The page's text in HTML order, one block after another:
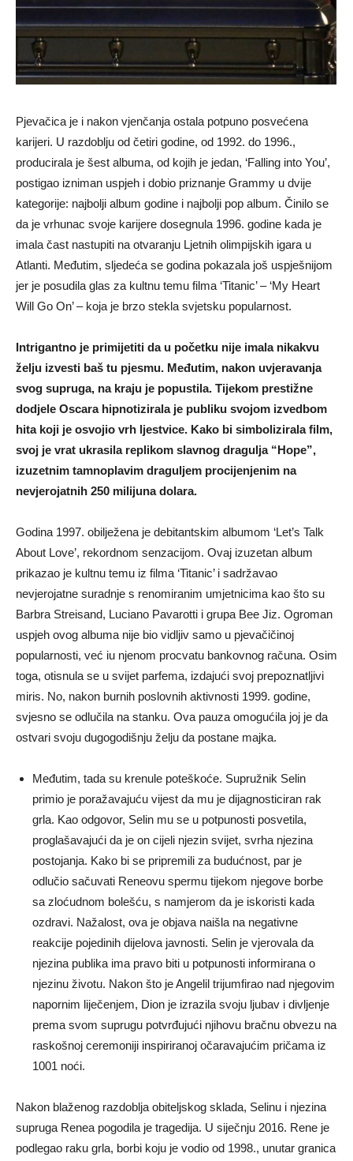
Pjevačica je i nakon vjenčanja ostala potpuno posvećena
karijeri. U razdoblju od četiri godine, od 1992. do 1996.,
producirala je šest albuma, od kojih je jedan, ‘Falling into You’,
postigao izniman uspjeh i dobio priznanje Grammy u dvije
kategorije: najbolji album godine i najbolji pop album. Činilo se
da je vrhunac svoje karijere dosegnula 1996. godine kada je
imala čast nastupiti na otvaranju Ljetnih olimpijskih igara u
Atlanti. Međutim, sljedeća se godina pokazala još uspješnijom
jer je posudila glas za kultnu temu filma ‘Titanic’ – ‘My Heart
Will Go On’ – koja je brzo stekla svjetsku popularnost.
Intrigantno je primijetiti da u početku nije imala nikakvu
želju izvesti baš tu pjesmu. Međutim, nakon uvjeravanja
svog supruga, na kraju je popustila. Tijekom prestižne
dodjele Oscara hipnotizirala je publiku svojom izvedbom
hita koji je osvojio vrh ljestvice. Kako bi simbolizirala film,
svoj je vrat ukrasila replikom slavnog dragulja “Hope”,
izuzetnim tamnoplavim draguljem procijenjenim na
nevjerojatnih 250 milijuna dolara.
Godina 1997. obilježena je debitantskim albumom ‘Let’s Talk
About Love’, rekordnom senzacijom. Ovaj izuzetan album
prikazao je kultnu temu iz filma ‘Titanic’ i sadržavao
nevjerojatne suradnje s renomiranim umjetnicima kao što su
Barbra Streisand, Luciano Pavarotti i grupa Bee Jiz. Ogroman
uspjeh ovog albuma nije bio vidljiv samo u pjevačičinoj
popularnosti, već iu njenom procvatu bankovnog računa. Osim
toga, otisnula se u svijet parfema, izdajući svoj prepoznatljivi
miris. No, nakon burnih poslovnih aktivnosti 1999. godine,
svjesno se odlučila na stanku. Ova pauza omogućila joj je da
ostvari svoju dugogodišnju želju da postane majka.
Međutim, tada su krenule poteškoće. Supružnik Selin
primio je poražavajuću vijest da mu je dijagnosticiran rak
grla. Kao odgovor, Selin mu se u potpunosti posvetila,
proglašavajući da je on cijeli njezin svijet, svrha njezina
postojanja. Kako bi se pripremili za budućnost, par je
odlučio sačuvati Reneovu spermu tijekom njegove borbe
sa zloćudnom bolešću, s namjerom da je iskoristi kada
ozdravi. Nažalost, ova je objava naišla na negativne
reakcije pojedinih dijelova javnosti. Selin je vjerovala da
njezina publika ima pravo biti u potpunosti informirana o
njezinu životu. Nakon što je Angelil trijumfirao nad njegovim
napornim liječenjem, Dion je izrazila svoju ljubav i divljenje
prema svom suprugu potvrđujući njihovu bračnu obvezu na
raskošnoj ceremoniji inspiriranoj očaravajućim pričama iz
1001 noći.
Nakon blaženog razdoblja obiteljskog sklada, Selinu i njezina
supruga Renea pogodila je tragedija. U siječnju 2016. Rene je
podlegao raku grla, borbi koju je vodio od 1998., unutar granica